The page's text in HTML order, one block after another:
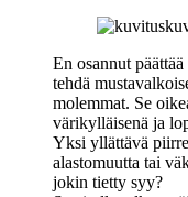
En osannut päättää
tehdä
molemmat. Se
värikylläisenä ja
Yksi yllättävä
alastomuutta tai
jokin tietty syy?